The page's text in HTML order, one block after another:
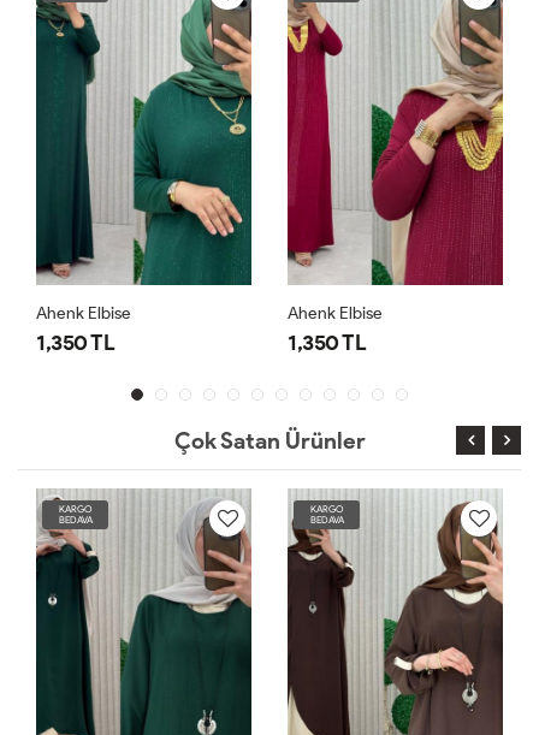
Ahenk Elbise
1,350 TL
Ahenk Elbise
1,350 TL
Çok Satan Ürünler
KARGO
BEDAVA
KARGO
BEDAVA